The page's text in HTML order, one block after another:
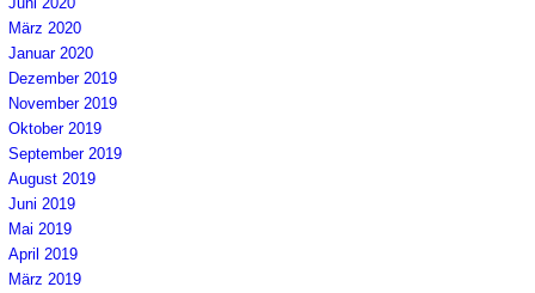
März 2020
Januar 2020
Dezember 2019
November 2019
Oktober 2019
September 2019
August 2019
Juni 2019
Mai 2019
April 2019
März 2019